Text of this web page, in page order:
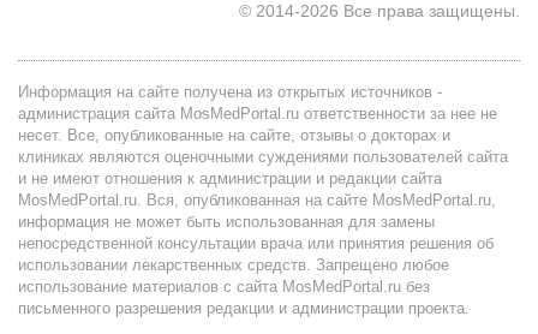
© 2014-2026 Все права защищены.
Информация на сайте получена из открытых источников -
администрация сайта MosMedPortal.ru ответственности за нее не
несет. Все, опубликованные на сайте, отзывы о докторах и
клиниках являются оценочными суждениями пользователей сайта
и не имеют отношения к администрации и редакции сайта
MosMedPortal.ru. Вся, опубликованная на сайте MosMedPortal.ru,
информация не может быть использованная для замены
непосредственной консультации врача или принятия решения об
использовании лекарственных средств. Запрещено любое
использование материалов с сайта MosMedPortal.ru без
письменного разрешения редакции и администрации проекта.